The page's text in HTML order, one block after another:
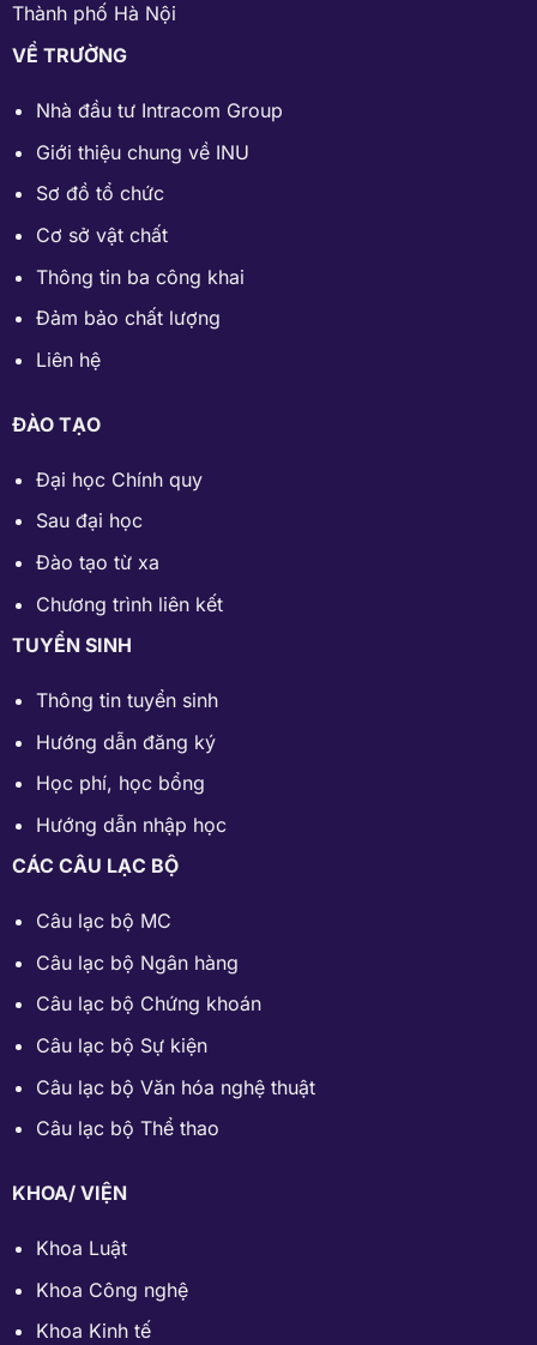
Thành phố Hà Nội
VỀ TRƯỜNG
Nhà đầu tư Intracom Group
Giới thiệu chung về INU
Sơ đồ tổ chức
Cơ sở vật chất
Thông tin ba công khai
Đảm bảo chất lượng
Liên hệ
ĐÀO TẠO
Đại học Chính quy
Sau đại học
Đào tạo từ xa
Chương trình liên kết
TUYỂN SINH
Thông tin tuyển sinh
Hướng dẫn đăng ký
Học phí, học bổng
Hướng dẫn nhập học
CÁC CÂU LẠC BỘ
Câu lạc bộ MC
Câu lạc bộ Ngân hàng
Câu lạc bộ Chứng khoán
Câu lạc bộ Sự kiện
Câu lạc bộ Văn hóa nghệ thuật
Câu lạc bộ Thể thao
KHOA/ VIỆN
Khoa Luật
Khoa Công nghệ
Khoa Kinh tế